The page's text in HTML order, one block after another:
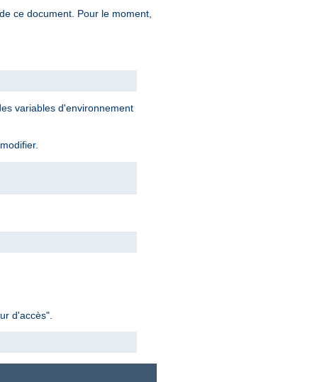
ce document. Pour le moment,
variables d'environnement
d'accès".